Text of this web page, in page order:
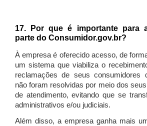
17. Por que é importante para
parte do Consumidor.gov.br?
À empresa é oferecido acesso, de
um sistema que viabiliza o
reclamações de seus consumidores
não foram resolvidas por meio dos
de atendimento, evitando que se
administrativos e/ou judiciais.
Além disso, a empresa ganha mais